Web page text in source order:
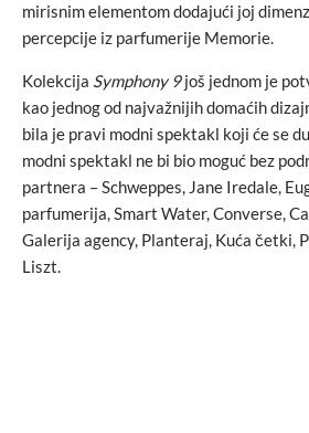
mirisnim elementom dodajući joj
percepcije iz parfumerije Memorie.
Kolekcija Symphony 9još jednom je
kao jednog od najvažnijih domaćih
bila je pravi modni spektakl koji će se
modni spektakl ne bi bio moguć bez
partnera – Schweppes, Jane Iredale,
parfumerija, Smart Water, Converse,
Galerija agency, Planteraj, Kuća četki,
Liszt.